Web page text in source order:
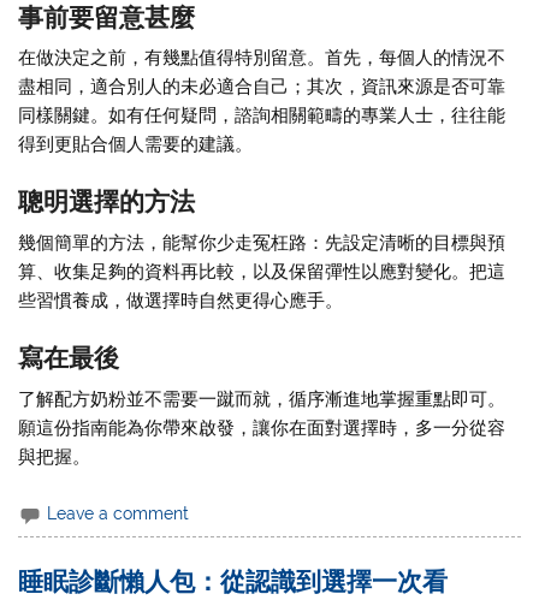
事前要留意甚麼
在做決定之前，有幾點值得特別留意。首先，每個人的情況不
盡相同，適合別人的未必適合自己；其次，資訊來源是否可靠
同樣關鍵。如有任何疑問，諮詢相關範疇的專業人士，往往能
得到更貼合個人需要的建議。
聰明選擇的方法
幾個簡單的方法，能幫你少走冤枉路：先設定清晰的目標與預
算、收集足夠的資料再比較，以及保留彈性以應對變化。把這
些習慣養成，做選擇時自然更得心應手。
寫在最後
了解配方奶粉並不需要一蹴而就，循序漸進地掌握重點即可。
願這份指南能為你帶來啟發，讓你在面對選擇時，多一分從容
與把握。
Leave a comment
睡眠診斷懶人包：從認識到選擇一次看